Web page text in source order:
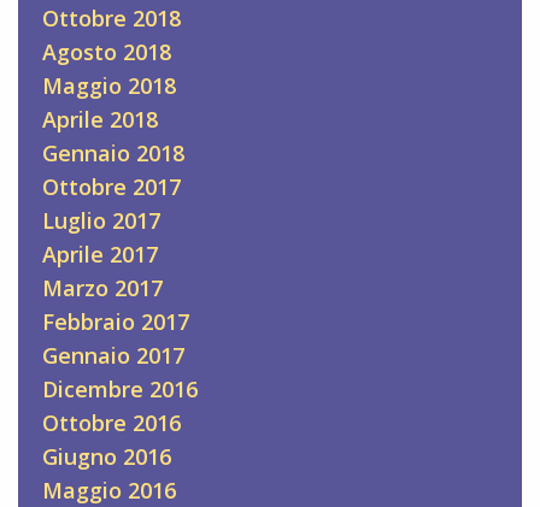
Ottobre 2018
Agosto 2018
Maggio 2018
Aprile 2018
Gennaio 2018
Ottobre 2017
Luglio 2017
Aprile 2017
Marzo 2017
Febbraio 2017
Gennaio 2017
Dicembre 2016
Ottobre 2016
Giugno 2016
Maggio 2016